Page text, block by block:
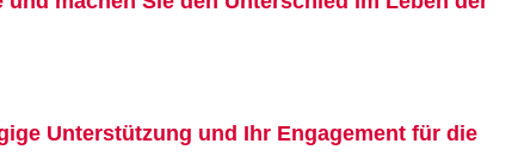
Unterstützung und Ihr Engagement für die